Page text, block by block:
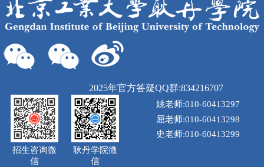
2025年官方答疑QQ群:834216707
姚老师:010-60413297
屈老师:010-60413298
史老师:010-60413299
耿丹学院微
信
招生咨询微
信